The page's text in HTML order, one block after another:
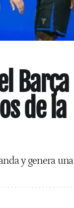
Barça
de la
y genera una